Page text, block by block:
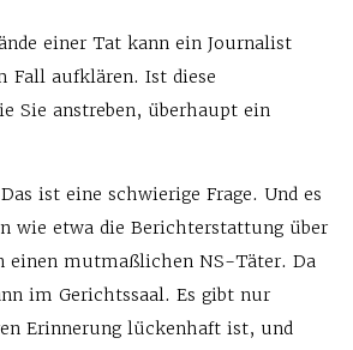
einer Tat kann ein Journalist
Fall aufklären. Ist diese
Sie anstreben, überhaupt ein
Das ist eine schwierige Frage. Und es
wie etwa die Berichterstattung über
einen mutmaßlichen NS-Täter. Da
im Gerichtssaal. Es gibt nur
Erinnerung lückenhaft ist, und